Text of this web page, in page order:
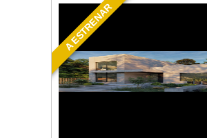
A ESTRENAR